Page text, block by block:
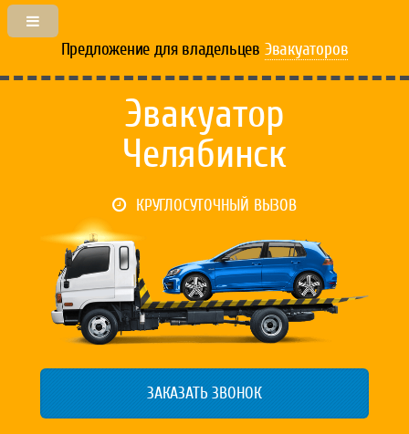
Предложение для владельцев Эвакуаторов
Эвакуатор
Челябинск
КРУГЛОСУТОЧНЫЙ ВЫЗОВ
ЗАКАЗАТЬ ЗВОНОК